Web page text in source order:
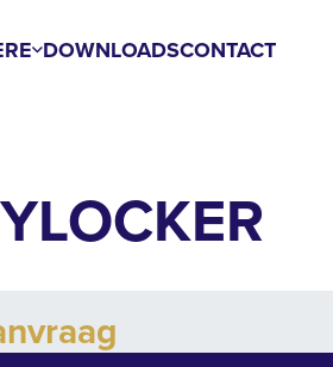
DOWNLOADSCONTACT